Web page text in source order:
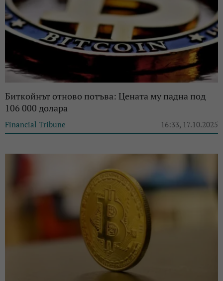
Биткойнът отново потъва: Цената му падна под
106 000 долара
Financial Tribune 16:33, 17.10.2025